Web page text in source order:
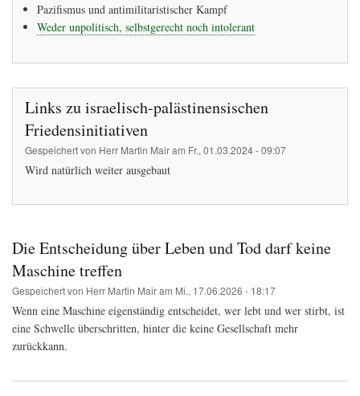
Pazifismus und antimilitaristischer Kampf
Weder unpolitisch, selbstgerecht noch intolerant
Links zu israelisch-palästinensischen
Friedensinitiativen
Gespeichert von Herr Martin Mairam Fr., 01.03.2024 - 09:07
Wird natürlich weiter ausgebaut
Die Entscheidung über Leben und Tod darf keine
Maschine treffen
Gespeichert von Herr Martin Mairam Mi., 17.06.2026 - 18:17
Wenn eine Maschine eigenständig entscheidet, wer lebt und wer stirbt, ist
eine Schwelle überschritten, hinter die keine Gesellschaft mehr
zurückkann.